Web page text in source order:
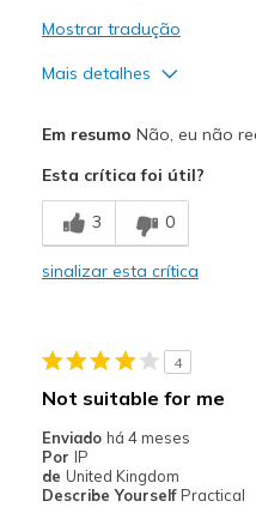
Mostrar tradução
Mais detalhes
Comfortable
Contras
Unable to keep clean
Casual Wear
Width
Sizing
Feels
Em resumo Não, eu não
Esta crítica foi útil?
3 0
sinalizar esta crítica
4
Not suitable for me
Enviado há 4 meses
Por IP
de United Kingdom
Describe Yourself Practical